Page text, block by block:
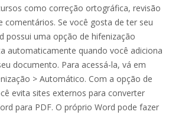
como correção ortográfica, revisão
comentários. Se você gosta de ter seu
possui uma opção de hifenização
automaticamente quando você adiciona
documento. Para acessá-la, vá em
> Automático. Com a opção de
evita sites externos para converter
para PDF. O próprio Word pode fazer